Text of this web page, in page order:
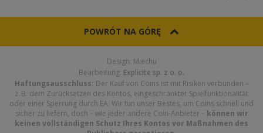
POWRÓT NA GÓRĘ
Design: Miechu
Bearbeitung: Explicite sp. z o. o.
Haftungsausschluss: Der Kauf von Coins ist mit Risiken verbunden –
z. B. dem Zurücksetzen des Kontos, eingeschränkter Spielfunktionalität
oder einer Sperrung durch EA. Wir tun unser Bestes, um Coins schnell und
sicher zu liefern, doch – wie jeder andere Coin-Anbieter – können wir
keinen vollständigen Schutz Ihres Kontos vor Maßnahmen des